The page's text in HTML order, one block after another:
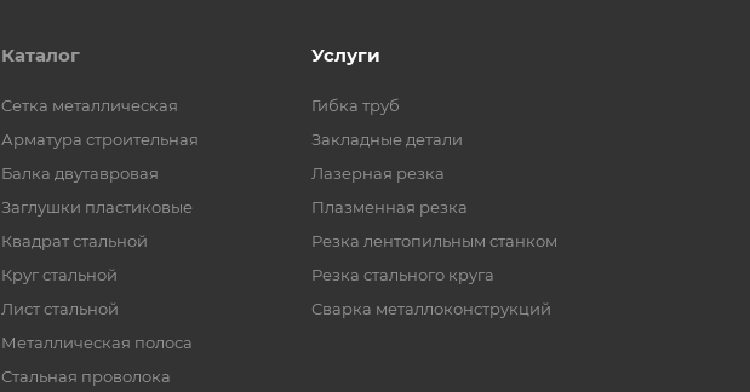
Каталог
Cетка металлическая
Арматура строительная
Балка двутавровая
Заглушки пластиковые
Квадрат стальной
Круг стальной
Лист стальной
Металлическая полоса
Стальная проволока
Услуги
Гибка труб
Закладные детали
Лазерная резка
Плазменная резка
Резка лентопильным станком
Резка стального круга
Сварка металлоконструкций